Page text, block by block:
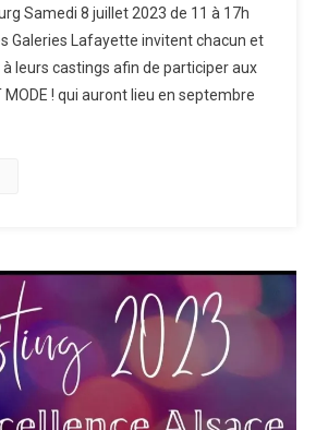
Model
Look
–
Galeries
Samedi 8 juillet 2023 de 11 à 17h
Galeries Lafayette invitent chacun et
leurs castings afin de participer aux
MODE ! qui auront lieu en septembre